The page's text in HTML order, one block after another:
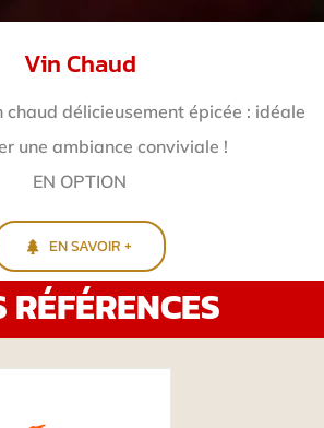
Vin Chaud
délicieusement épicée : idéale
une ambiance conviviale !
EN OPTION
EN SAVOIR +
RÉFÉRENCES